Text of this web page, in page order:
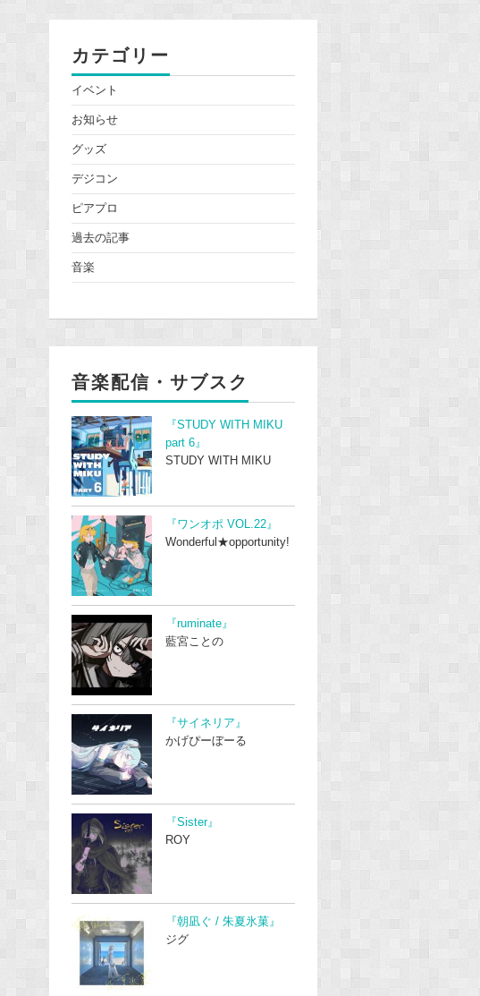
カテゴリー
イベント
お知らせ
グッズ
デジコン
ピアプロ
過去の記事
音楽
音楽配信・サブスク
『STUDY WITH MIKU
part 6』
STUDY WITH MIKU
『ワンオポ VOL.22』
Wonderful★opportunity!
『ruminate』
藍宮ことの
『サイネリア』
かげぴーぼーる
『Sister』
ROY
『朝凪ぐ / 朱夏氷菓』
ジグ